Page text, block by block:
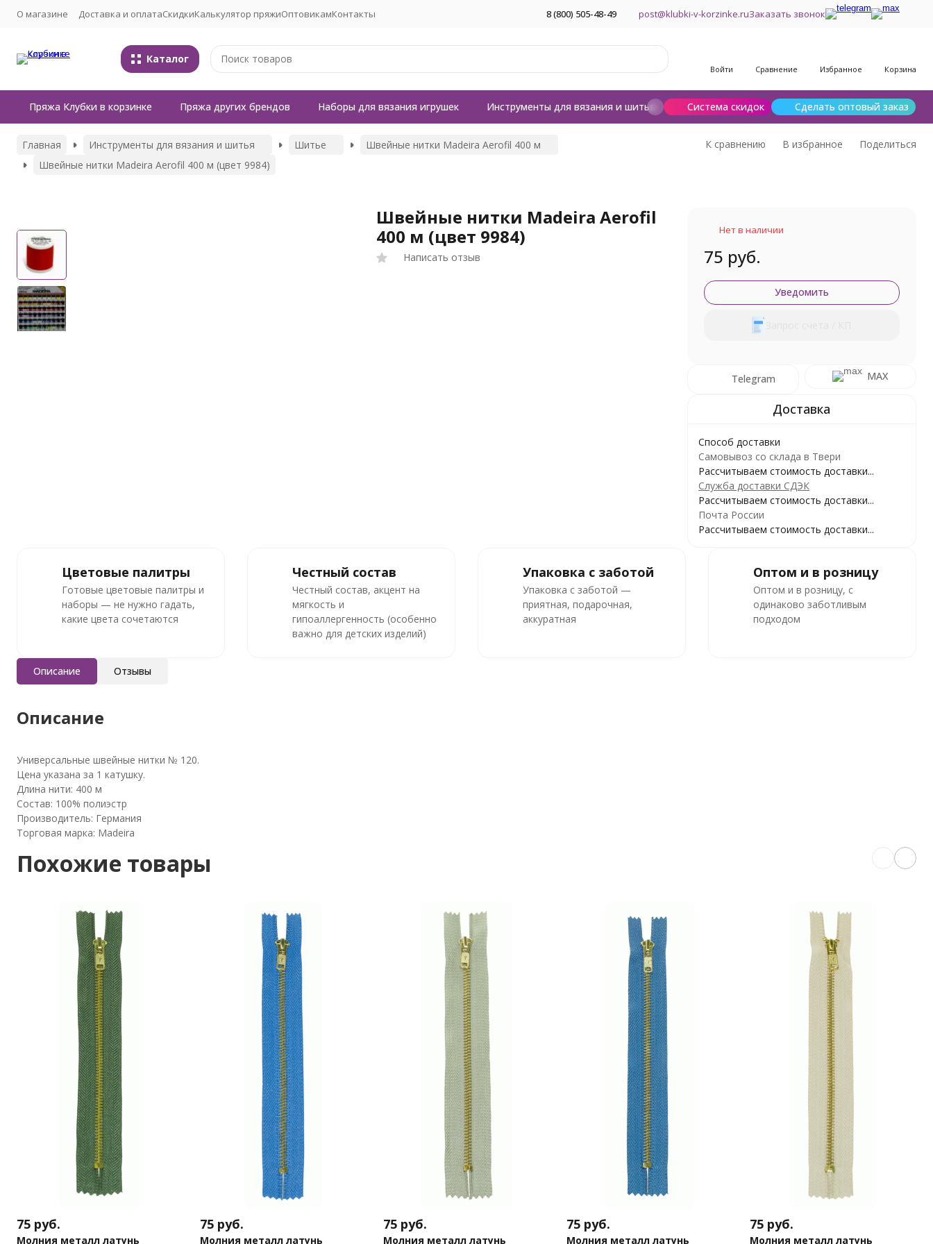
О магазине Доставка и оплатаСкидкиКалькулятор пряжиОптовикамКонтакты 8 (800) 505-48-49 post@klubki-v-korzinke.ruЗаказать звонок
Каталог
Войти Сравнение Избранное Корзина
Система скидок Сделать оптовый заказ
Пряжа Клубки в корзинке Пряжа других брендов Наборы для вязания игрушек Инструменты для вязания и шитья Шерсть для валяния
Главная Инструменты для вязания и шитья Шитье
Швейные нитки Madeira Aerofil 400 м
Швейные нитки Madeira Aerofil 400 м (цвет 9984)
К сравнению В избранное Поделиться
Швейные нитки Madeira Aerofil
400 м (цвет 9984)
Написать отзыв
Нет в наличии
75 руб.
Уведомить
Telegram MAX
Способ доставки
Самовывоз со склада в Твери
Рассчитываем стоимость доставки...
Служба доставки СДЭК
Рассчитываем стоимость доставки...
Почта России
Рассчитываем стоимость доставки...
Цветовые палитры
Готовые цветовые палитры и
наборы — не нужно гадать,
какие цвета сочетаются
Честный состав
Честный состав, акцент на
мягкость и
гипоаллергенность (особенно
важно для детских изделий)
Упаковка с заботой
Упаковка с заботой —
приятная, подарочная,
аккуратная
Оптом и в розницу
Оптом и в розницу, с
одинаково заботливым
подходом
Описание Отзывы
Описание
Универсальные швейные нитки № 120.
Цена указана за 1 катушку.
Длина нити: 400 м
Состав: 100% полиэстр
Производитель: Германия
Торговая марка: Madeira
Похожие товары
75 руб.
Молния металл латунь
75 руб.
Молния металл латунь
75 руб.
Молния металл латунь
75 руб.
Молния металл латунь
75 руб.
Молния металл латунь